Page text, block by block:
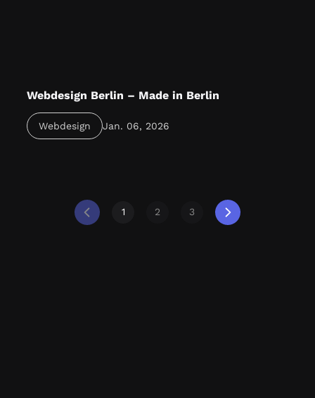
Webdesign Berlin – Made in Berlin
Webdesign Berlin verbindet Strategie, Design &
Technik – für Unternehmen, die online überzeugen
und wachsen wollen.
Webdesign Jan. 06, 2026
1 2 3